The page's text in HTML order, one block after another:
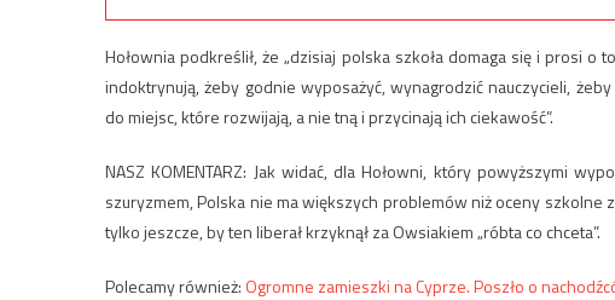
Hołownia podkreślił, że „dzisiaj polska szkoła domaga się i prosi
indoktrynują, żeby godnie wyposażyć, wynagrodzić nauczycieli,
do miejsc, które rozwijają, a nie tną i przycinają ich ciekawość”.
NASZ KOMENTARZ: Jak widać, dla Hołowni, który powyższymi
szuryzmem, Polska nie ma większych problemów niż oceny
tylko jeszcze, by ten liberał krzyknął za Owsiakiem „róbta co chceta”.
Polecamy również: Ogromne zamieszki na Cyprze. Poszło o